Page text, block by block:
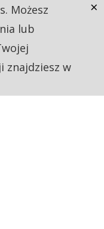
Możesz
lub
znajdziesz w
×